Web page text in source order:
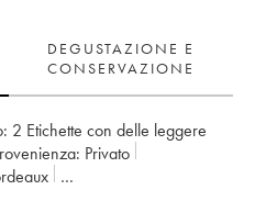
DEGUSTAZIONE E
CONSERVAZIONE
2 Etichette con delle leggere
Provenienza:
privato